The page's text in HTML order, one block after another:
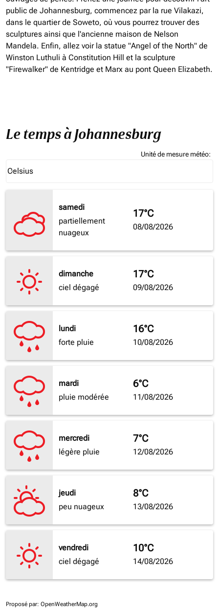
public de Johannesburg, commencez par la rue Vilakazi,
dans le quartier de Soweto, où vous pourrez trouver des
sculptures ainsi que l'ancienne maison de Nelson
Mandela. Enfin, allez voir la statue "Angel of the North" de
Winston Luthuli à Constitution Hill et la sculpture
"Firewalker" de Kentridge et Marx au pont Queen Elizabeth.
Le temps à Johannesburg
Unité de mesure météo:
Celsius
keyboard_arrow_down
samedi
partiellement
nuageux
17°C
08/08/2026
dimanche
ciel dégagé
17°C
09/08/2026
lundi
forte pluie
16°C
10/08/2026
mardi
pluie modérée
6°C
11/08/2026
mercredi
légère pluie
7°C
12/08/2026
jeudi
peu nuageux
8°C
13/08/2026
vendredi
ciel dégagé
10°C
14/08/2026
Proposé par: OpenWeatherMap.org